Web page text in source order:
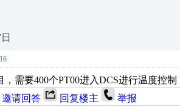
，需要400个PT00进入DCS进行温度控
邀请回答 回复楼主 举报